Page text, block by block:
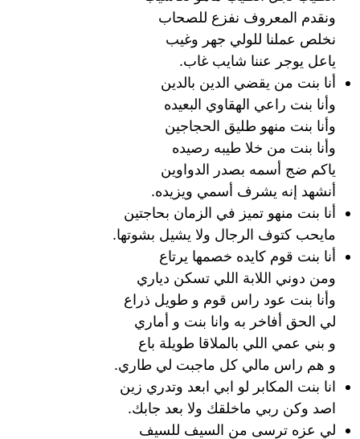
ونقدم المعروف نفزع للصحاب
نخلص عملنا للولي جهر وغيب
ياعل يوجر عننا شايب غاب.
أنا بنت من يقضي الدين بالدين
وأنا بنت راعي الهقاوي البعيده
وأنا بنت منهو طليق الحجاجين
وأنا بنت من خلا طيبه رصيده
ياكم ضج أسمه بصدر الدواوين
أنشهد إنه يشرف أسمي ويزيده.
أنا بنت منهو تميز في الزمان بحاجتين
مايحب كتوف الرجال ولا يشيل بشوتها.
أنا بنت قوم كايده خصمها يرتاع
ومن دوني اللابة اللي تسكن دياري
وأنا بنت عود راس قوم و طويل ذراع
لي الحق أفاخر به وانا بنت و أماري
و بني عمي اللي بالملاقا طويلة باع
و هم راس مالي كل ماجبت لي طاري.
انا بنت المكابر لو ابي ابعد وتدري زين
اصد وكن ربي ماخلقك ولا بعد جابك.
لي عزه ترسى من السيف للسيف